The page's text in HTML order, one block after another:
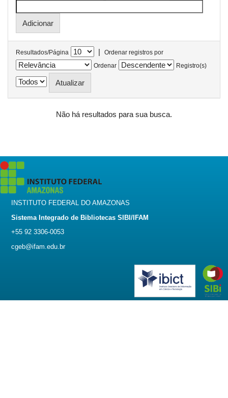
Resultados/Página |
Ordenar registros por
Ordenar
Registro(s)
Não há resultados para sua busca.
INSTITUTO FEDERAL DO AMAZONAS
Sistema Integrado de Bibliotecas SIBI/IFAM
+55 92 3306-0053
cgeb@ifam.edu.br